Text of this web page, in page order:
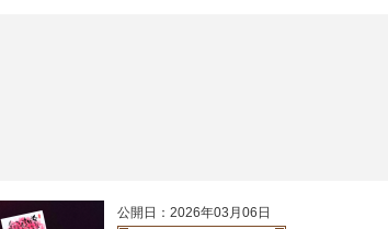
公開日：2026年03月06日